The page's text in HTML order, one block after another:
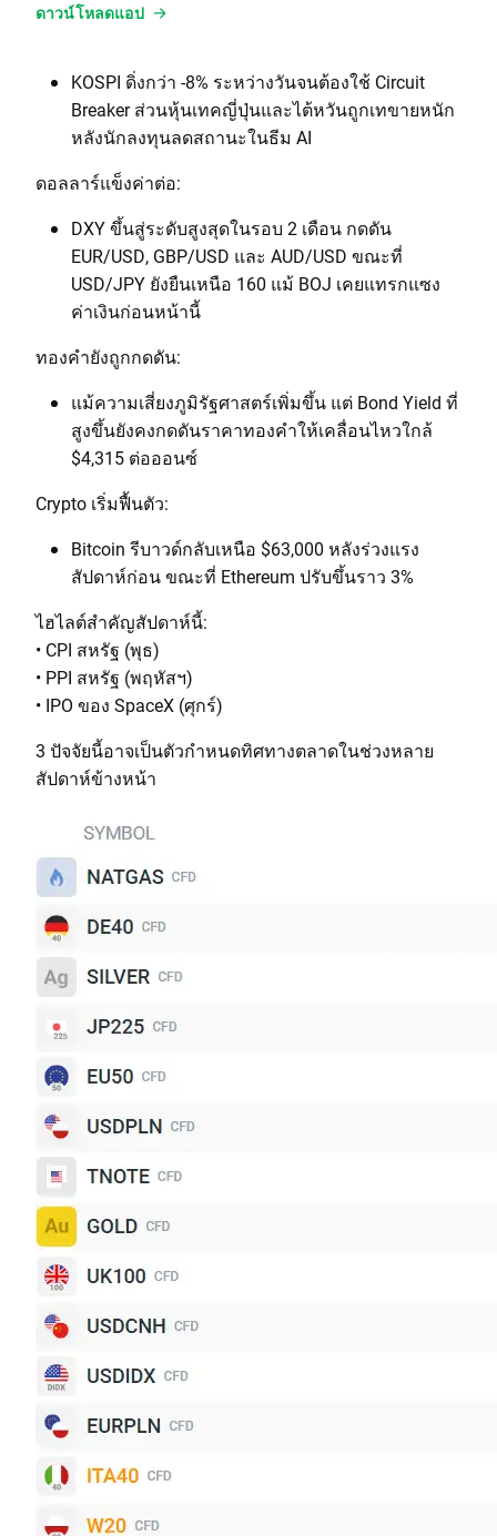
ดาวน์โหลดแอป
KOSPI ดิ่งกว่า -8% ระหว่างวันจนต้องใช้ Circuit
Breaker ส่วนหุ้นเทคญี่ปุ่นและไต้หวันถูกเทขายหนัก
หลังนักลงทุนลดสถานะในธีม AI
ดอลลาร์แข็งค่าต่อ:
DXY ขึ้นสู่ระดับสูงสุดในรอบ 2 เดือน กดดัน
EUR/USD, GBP/USD และ AUD/USD ขณะที่
USD/JPY ยังยืนเหนือ 160 แม้ BOJ เคยแทรกแซง
ค่าเงินก่อนหน้านี้
ทองคำยังถูกกดดัน:
แม้ความเสี่ยงภูมิรัฐศาสตร์เพิ่มขึ้น แต่ Bond Yield ที่
สูงขึ้นยังคงกดดันราคาทองคำให้เคลื่อนไหวใกล้
$4,315 ต่อออนซ์
Crypto เริ่มฟื้นตัว:
Bitcoin รีบาวด์กลับเหนือ $63,000 หลังร่วงแรง
สัปดาห์ก่อน ขณะที่ Ethereum ปรับขึ้นราว 3%
ไฮไลต์สำคัญสัปดาห์นี้:
• CPI สหรัฐ (พุธ)
• PPI สหรัฐ (พฤหัสฯ)
• IPO ของ SpaceX (ศุกร์)
3 ปัจจัยนี้อาจเป็นตัวกำหนดทิศทางตลาดในช่วงหลาย
สัปดาห์ข้างหน้า